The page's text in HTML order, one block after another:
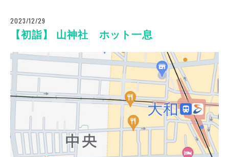
2023/12/29
【初詣】 山神社 ホット一息